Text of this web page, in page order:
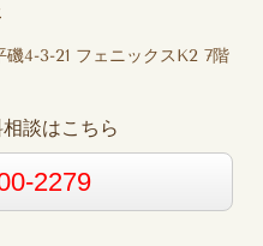
4-3-21 フェニックスK2 7階
談はこちら
2279